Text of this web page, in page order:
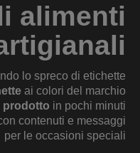
alimenti
lo spreco di etichette
ai colori del marchio
prodotto in pochi minuti
contenuti e messaggi
per le occasioni speciali